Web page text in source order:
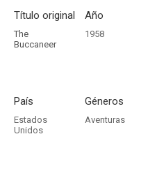
Título original
The
Buccaneer
Año
1958
País
Estados
Unidos
Géneros
Aventuras